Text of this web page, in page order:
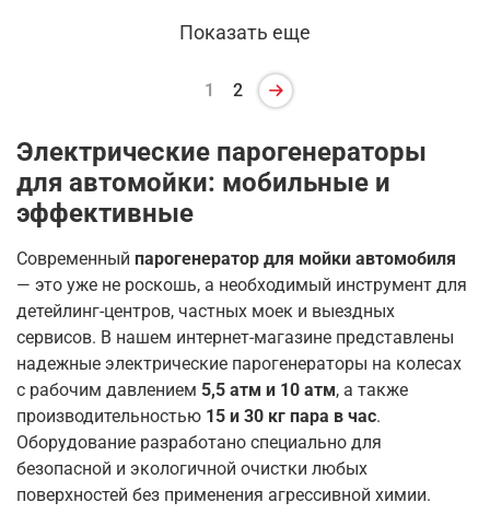
Показать еще
1 2
Электрические парогенераторы
для автомойки: мобильные и
эффективные
Современный парогенератор для мойки автомобиля
— это уже не роскошь, а необходимый инструмент для
детейлинг-центров, частных моек и выездных
сервисов. В нашем интернет-магазине представлены
надежные электрические парогенераторы на колесах
с рабочим давлением 5,5 атм и 10 атм, а также
производительностью 15 и 30 кг пара в час.
Оборудование разработано специально для
безопасной и экологичной очистки любых
поверхностей без применения агрессивной химии.